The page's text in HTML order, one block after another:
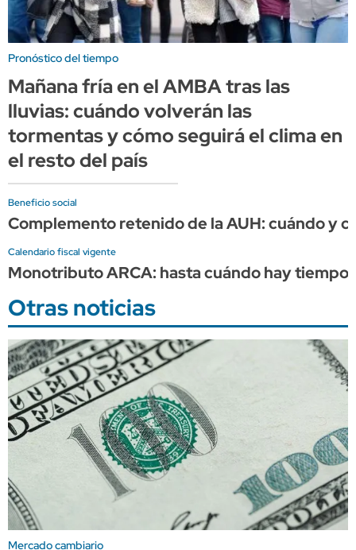
Pronóstico del tiempo
Mañana fría en el AMBA tras las
lluvias: cuándo volverán las
tormentas y cómo seguirá el clima en
el resto del país
Beneficio social
Complemento retenido de la AUH: cuándo y
Calendario fiscal vigente
Monotributo ARCA: hasta cuándo hay
Otras noticias
Mercado cambiario